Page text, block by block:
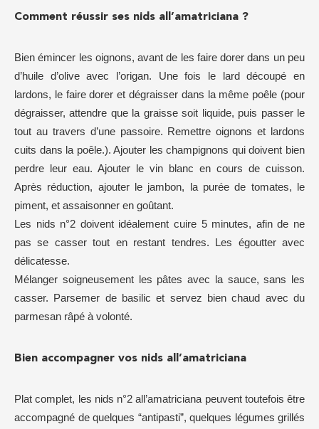
Comment réussir ses nids all’amatriciana ?
Bien émincer les oignons, avant de les faire dorer dans un peu
d’huile d’olive avec l’origan. Une fois le lard découpé en
lardons, le faire dorer et dégraisser dans la même poêle (pour
dégraisser, attendre que la graisse soit liquide, puis passer le
tout au travers d’une passoire. Remettre oignons et lardons
cuits dans la poêle.). Ajouter les champignons qui doivent bien
perdre leur eau. Ajouter le vin blanc en cours de cuisson.
Après réduction, ajouter le jambon, la purée de tomates, le
piment, et assaisonner en goûtant.
Les nids n°2 doivent idéalement cuire 5 minutes, afin de ne
pas se casser tout en restant tendres. Les égoutter avec
délicatesse.
Mélanger soigneusement les pâtes avec la sauce, sans les
casser. Parsemer de basilic et servez bien chaud avec du
parmesan râpé à volonté.
Bien accompagner vos nids all’amatriciana
Plat complet, les nids n°2 all’amatriciana peuvent toutefois être
accompagné de quelques “antipasti”, quelques légumes grillés